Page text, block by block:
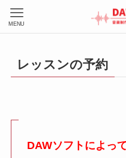
MENU
レッスンの予約
DAWソフトによっ